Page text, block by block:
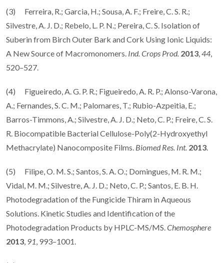
(3) Ferreira, R.; Garcia, H.; Sousa, A. F.; Freire, C. S. R.;
Silvestre, A. J. D.; Rebelo, L. P. N.; Pereira, C. S. Isolation of
Suberin from Birch Outer Bark and Cork Using Ionic Liquids:
A New Source of Macromonomers. Ind. Crops Prod. 2013 44
520–527.
(4) Figueiredo, A. G. P. R.; Figueiredo, A. R. P.; Alonso-Varona,
A.; Fernandes, S. C. M.; Palomares, T.; Rubio-Azpeitia, E.;
Barros-Timmons, A.; Silvestre, A. J. D.; Neto, C. P.; Freire, C. S.
R. Biocompatible Bacterial Cellulose-Poly(2-Hydroxyethyl
Methacrylate) Nanocomposite Films. Biomed Res. Int. 2013
(5) Filipe, O. M. S.; Santos, S. A. O.; Domingues, M. R. M.;
Vidal, M. M.; Silvestre, A. J. D.; Neto, C. P.; Santos, E. B. H.
Photodegradation of the Fungicide Thiram in Aqueous
Solutions. Kinetic Studies and Identification of the
Photodegradation Products by HPLC-MS/MS. Chemosphere
2013 91 , 993–1001.